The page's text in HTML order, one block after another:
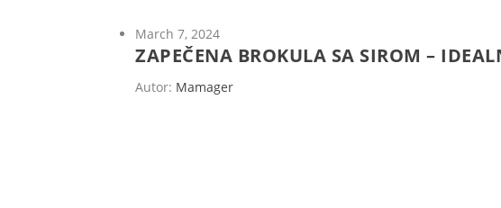
March 7, 2024
ZAPEČENA BROKULA SA SIROM –
Autor: Mamager